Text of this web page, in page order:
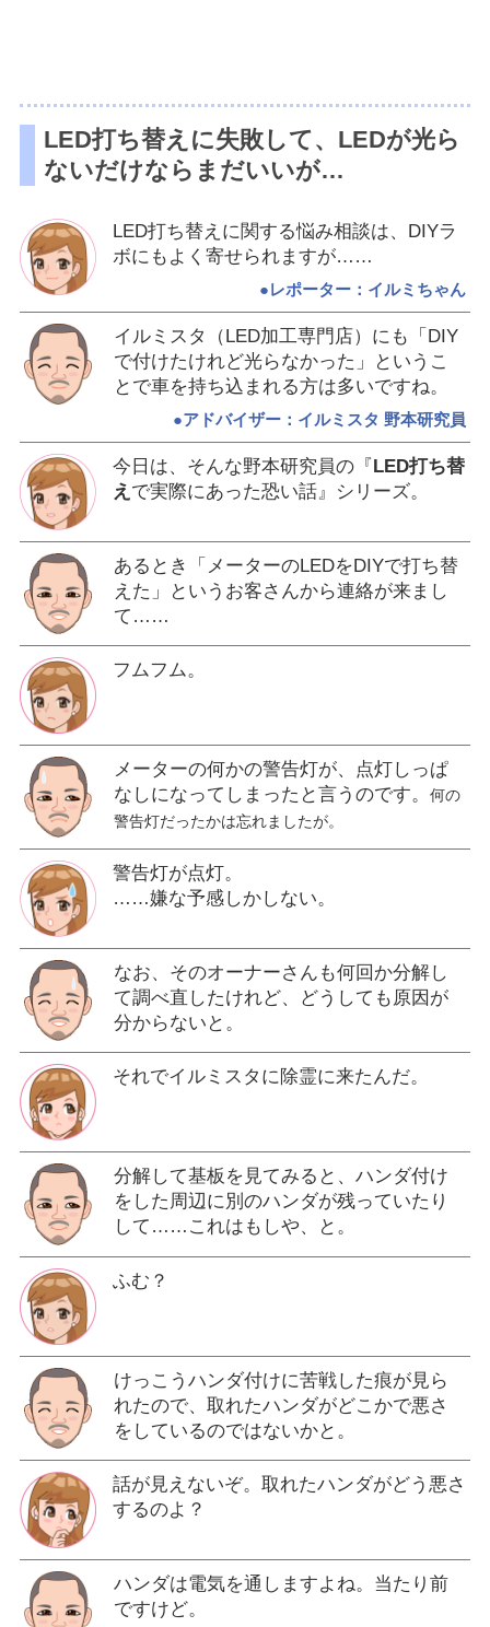
LED打ち替えに失敗して、LEDが光ら
ないだけならまだいいが…
LED打ち替えに関する悩み相談は、DIYラ
ボにもよく寄せられますが……
●レポーター：イルミちゃん
イルミスタ（LED加工専門店）にも「DIY
で付けたけれど光らなかった」というこ
とで車を持ち込まれる方は多いですね。
●アドバイザー：イルミスタ 野本研究員
今日は、そんな野本研究員の『LED打ち替
え で実際にあった恐い話』シリーズ。
あるとき「メーターのLEDをDIYで打ち替
えた」というお客さんから連絡が来まし
て……
フムフム。
メーターの何かの警告灯が、点灯しっぱ
なしになってしまったと言うのです。 何の
警告灯だったかは忘れましたが。
警告灯が点灯。
……嫌な予感しかしない。
なお、そのオーナーさんも何回か分解し
て調べ直したけれど、どうしても原因が
分からないと。
それでイルミスタに除霊に来たんだ。
分解して基板を見てみると、ハンダ付け
をした周辺に別のハンダが残っていたり
して……これはもしや、と。
ふむ？
けっこうハンダ付けに苦戦した痕が見ら
れたので、取れたハンダがどこかで悪さ
をしているのではないかと。
話が見えないぞ。取れたハンダがどう悪さ
するのよ？
ハンダは電気を通しますよね。当たり前
ですけど。